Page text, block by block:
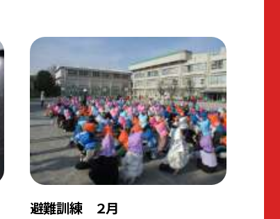
避難訓練 ２月